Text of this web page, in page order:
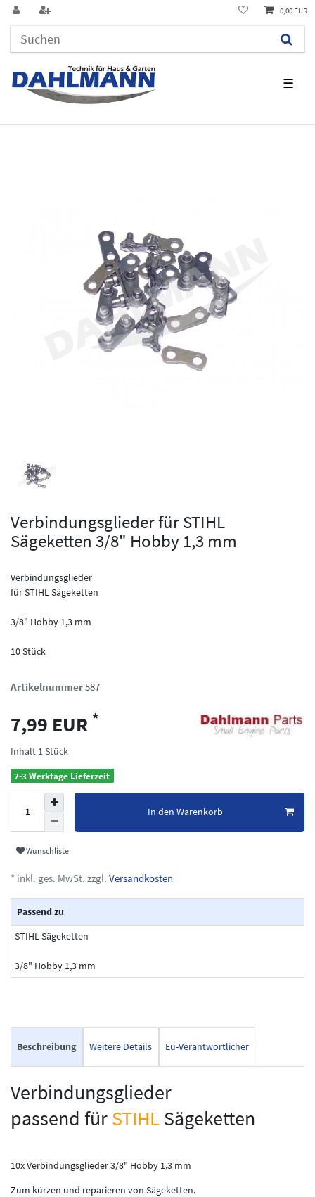
☰
0,00 EUR
Verbindungsglieder für STIHL
Sägeketten 3/8" Hobby 1,3 mm
Verbindungsglieder
für STIHL Sägeketten
3/8" Hobby 1,3 mm
10 Stück
Artikelnummer587
7,99 EUR *
Inhalt 1 Stück
2-3 Werktage Lieferzeit
In den Warenkorb
Wunschliste
* inkl. ges. MwSt. zzgl. Versandkosten
Passend zu
STIHL Sägeketten
3/8" Hobby 1,3 mm
Beschreibung Weitere Details Eu-Verantwortlicher
Verbindungsglieder
passend fürSTIHL Sägeketten
10x Verbindungsglieder 3/8" Hobby 1,3 mm
Zum kürzen und reparieren von Sägeketten.